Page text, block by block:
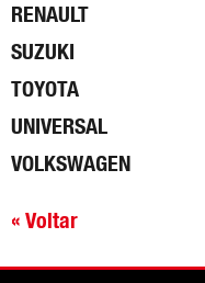
RENAULT
SUZUKI
TOYOTA
UNIVERSAL
VOLKSWAGEN
« Voltar